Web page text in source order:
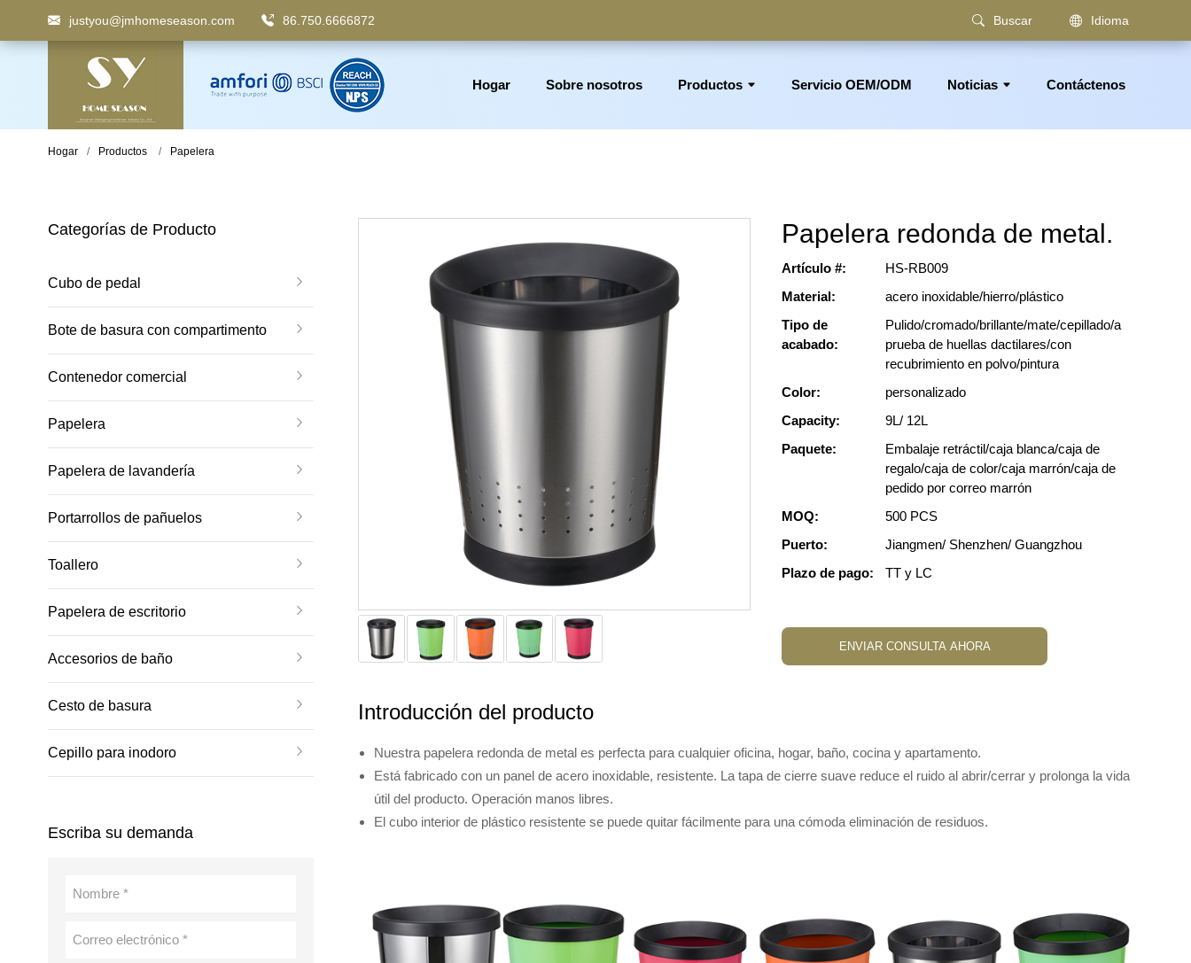
justyou@jmhomeseason.com 86.750.6666872 Buscar Idioma
Hogar Sobre nosotros Productos Servicio OEM/ODM Noticias Contáctenos
Palabra clave : Papelera con pedal, papelera con compartimento, cesto de basura, papelera para la colada, portarrollos, toallero, accesorios de baño
Hogar Productos Papelera
Categorías de Producto
Cubo de pedal
Bote de basura con compartimento
Contenedor comercial
Papelera
Papelera de lavandería
Portarrollos de pañuelos
Toallero
Papelera de escritorio
Accesorios de baño
Cesto de basura
Cepillo para inodoro
Escriba su demanda
Papelera redonda de metal.
Artículo #:
HS-RB009
Material:
acero inoxidable/hierro/plástico
Tipo de
acabado:
Pulido/cromado/brillante/mate/cepillado/a
prueba de huellas dactilares/con
recubrimiento en polvo/pintura
Color:
personalizado
Capacity:
9L/ 12L
Paquete:
Embalaje retráctil/caja blanca/caja de
regalo/caja de color/caja marrón/caja de
pedido por correo marrón
MOQ:
500 PCS
Puerto:
Jiangmen/ Shenzhen/ Guangzhou
Plazo de pago:
TT y LC
ENVIAR CONSULTA AHORA
Introducción del producto
Nuestra papelera redonda de metal es perfecta para cualquier oficina, hogar, baño, cocina y apartamento.
Está fabricado con un panel de acero inoxidable, resistente. La tapa de cierre suave reduce el ruido al abrir/cerrar y prolonga la vida
útil del producto. Operación manos libres.
El cubo interior de plástico resistente se puede quitar fácilmente para una cómoda eliminación de residuos.